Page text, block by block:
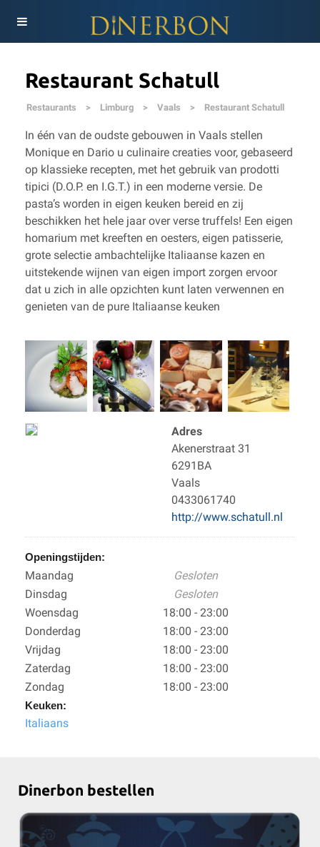
Restaurant Schatull
Restaurants > Limburg > Vaals > Restaurant Schatull
In één van de oudste gebouwen in Vaals stellen
Monique en Dario u culinaire creaties voor, gebaseerd
op klassieke recepten, met het gebruik van prodotti
tipici (D.O.P. en I.G.T.) in een moderne versie. De
pasta’s worden in eigen keuken bereid en zij
beschikken het hele jaar over verse truffels! Een eigen
homarium met kreeften en oesters, eigen patisserie,
grote selectie ambachtelijke Italiaanse kazen en
uitstekende wijnen van eigen import zorgen ervoor
dat u zich in alle opzichten kunt laten verwennen en
genieten van de pure Italiaanse keuken
Adres
Akenerstraat 31
6291BA
Vaals
0433061740
http://www.schatull.nl
Openingstijden:
Maandag
Gesloten
Dinsdag
Gesloten
Woensdag
18:00 - 23:00
Donderdag
18:00 - 23:00
Vrijdag
18:00 - 23:00
Zaterdag
18:00 - 23:00
Zondag
18:00 - 23:00
Keuken:
Italiaans
Dinerbon bestellen